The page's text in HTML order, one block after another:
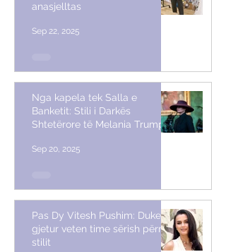
anasjelltas
Sep 22, 2025
Nga kapela tek Salla e
Banketit: Stili i Darkës
Shtetërore të Melania Trump
Sep 20, 2025
Pas Dy Vitesh Pushim: Duke
gjetur veten time sërish përmes
stilit